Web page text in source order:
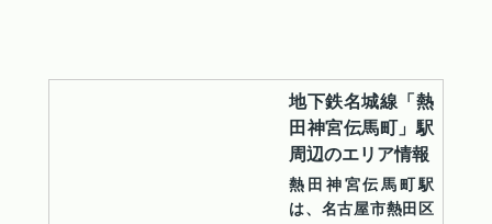
地下鉄名城線「熱
田神宮伝馬町」駅
周辺のエリア情報
熱田神宮伝馬町駅
は、名古屋市熱田区